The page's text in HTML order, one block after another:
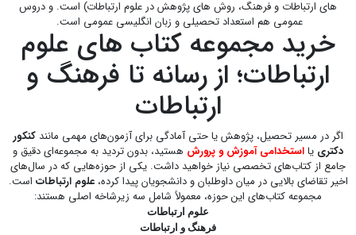
های ارتباطات و فرهنگ، روش های پژوهش در علوم ارتباطات) است. و دروس
عمومی هم استعداد تحصیلی و زبان انگلیسی عمومی است.
خرید مجموعه کتاب های علوم
ارتباطات؛ از رسانه تا فرهنگ و
ارتباطات
اگر در مسیر تحصیل، پژوهش یا حتی آمادگی برای آزمون‌های مهمی مانندکنکور
دکتری یااستخدامی آموزش و پرورش هستید، بدون تردید به مجموعه‌ای دقیق و
جامع از کتاب‌های تخصصی نیاز خواهید داشت. یکی از حوزه‌هایی که در سال‌های
اخیر تقاضای بالایی در میان داوطلبان و دانشجویان پیدا کرده،علوم ارتباطات است.
مجموعه کتاب‌های این حوزه، معمولاً شامل سه زیرشاخه اصلی هستند:
علوم ارتباطات
فرهنگ و ارتباطات